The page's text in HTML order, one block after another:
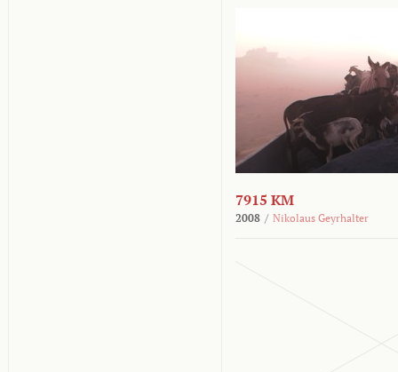
7915 KM
2008 / Nikolaus Geyrhalter